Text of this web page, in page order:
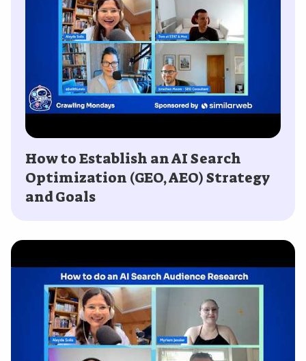
How to Establish an AI Search
Optimization (GEO, AEO) Strategy
and Goals